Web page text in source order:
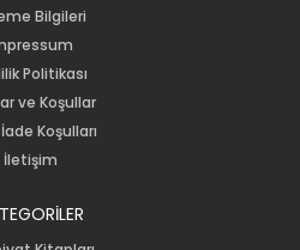
Bilgileri
Politikası
ve Koşullar
Koşulları
İletişim